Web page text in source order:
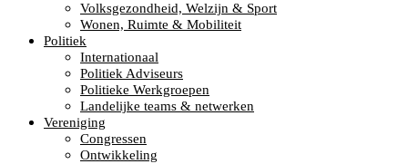
Volksgezondheid, Welzijn & Sport
Wonen, Ruimte & Mobiliteit
Politiek
Internationaal
Politiek Adviseurs
Politieke Werkgroepen
Landelijke teams & netwerken
Vereniging
Congressen
Ontwikkeling